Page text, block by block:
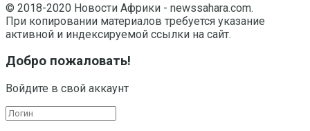
© 2018-2020 Новости Африки - newssahara.com.
При копировании материалов требуется указание
активной и индексируемой ссылки на сайт.
Добро пожаловать!
Войдите в свой аккаунт